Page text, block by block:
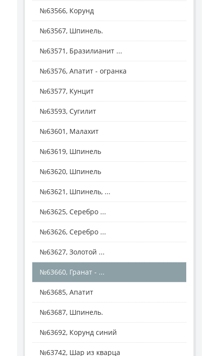
№63566, Корунд
№63567, Шпинель.
№63571, Бразилианит ...
№63576, Апатит - огранка
№63577, Кунцит
№63593, Сугилит
№63601, Малахит
№63619, Шпинель
№63620, Шпинель
№63621, Шпинель, ...
№63625, Серебро ...
№63626, Серебро ...
№63627, Золотой ...
№63660, Гранат - ...
№63685, Апатит
№63687, Шпинель.
№63692, Корунд синий
№63742, Шар из кварца